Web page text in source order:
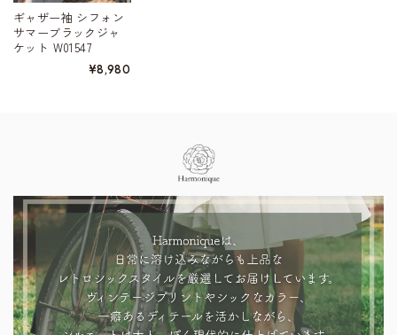
ギャザー袖 シフォン
サマーブラックジャ
ケット W01547
¥8,980